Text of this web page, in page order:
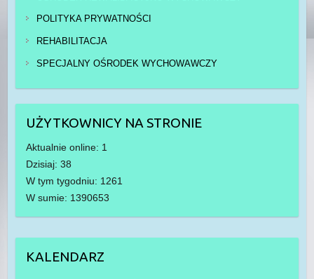
POLITYKA PRYWATNOŚCI
REHABILITACJA
SPECJALNY OŚRODEK WYCHOWAWCZY
UŻYTKOWNICY NA STRONIE
Aktualnie online: 1
Dzisiaj: 38
W tym tygodniu: 1261
W sumie: 1390653
KALENDARZ